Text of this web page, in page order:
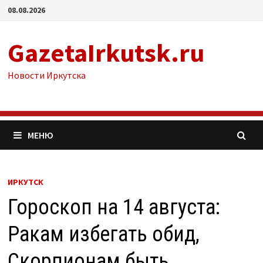
Перейти
08.08.2026
GazetaIrkutsk.ru
Новости Иркутска
МЕНЮ
ИРКУТСК
Гороскоп на 14 августа:
Ракам избегать обид,